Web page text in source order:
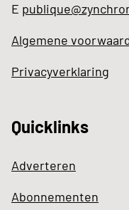
E
Algemene
Privacyverklaring
Quicklinks
Adverteren
Abonnementen